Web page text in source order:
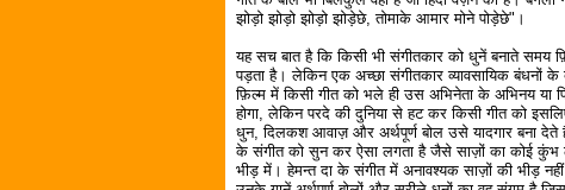
झोड़ो झोड़ो झोड़ो झोड़ेछे, तोमाके आमार मोने पोड़ेछे"।
यह सच बात है कि किसी भी संगीतकार को धुनें बनाते समय
पड़ता है। लेकिन एक अच्छा संगीतकार व्यावसायिक बंधनों के
फ़िल्म में किसी गीत को भले ही उस अभिनेता के अभिनय या
होगा, लेकिन परदे की दुनिया से हट कर किसी गीत को
धुन, दिलकश आवाज़ और अर्थपूर्ण बोल उसे यादगार बना
के संगीत को सुन कर ऐसा लगता है जैसे साज़ों का कोई कुंभ
भीड़ में। हेमन्त दा के संगीत में अनावश्यक साज़ों की भीड़